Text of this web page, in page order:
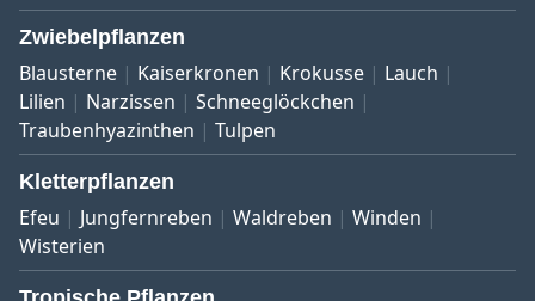
Zwiebelpflanzen
Blausterne Kaiserkronen Krokusse
Lauch
Lilien
Narzissen
Schneeglöckchen
Traubenhyazinthen
Tulpen
Kletterpflanzen
Efeu Jungfernreben Waldreben
Winden
Wisterien